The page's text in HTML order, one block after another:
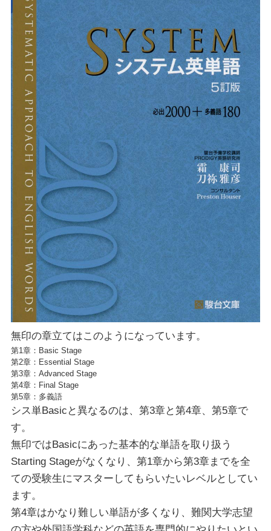
無印の章立てはこのようになっています。
第1章：Basic Stage
第2章：Essential Stage
第3章：Advanced Stage
第4章：Final Stage
第5章：多義語
シス単Basicと異なるのは、第3章と第4章、第5章で
す。
無印ではBasicにあった基本的な単語を取り扱う
Starting Stageがなくなり、第1章から第3章までを全
ての受験生にマスターしてもらいたいレベルとしてい
ます。
第4章はかなり難しい単語が多くなり、難関大学志望